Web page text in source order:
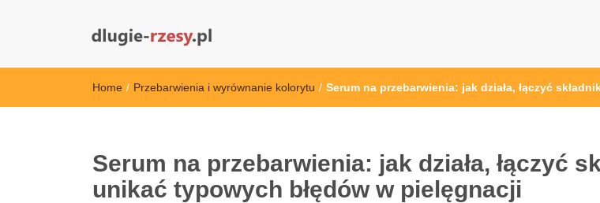
Home / Przebarwienia i wyrównanie kolorytu / Serum na przebarwienia: jak działa, łączyć
Serum na przebarwienia: jak działa, łączyć
unikać typowych błędów w pielęgnacji